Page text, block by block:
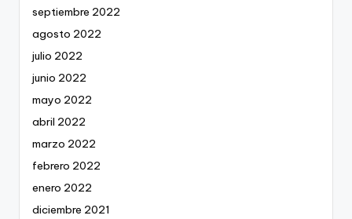
septiembre 2022
agosto 2022
julio 2022
junio 2022
mayo 2022
abril 2022
marzo 2022
febrero 2022
enero 2022
diciembre 2021